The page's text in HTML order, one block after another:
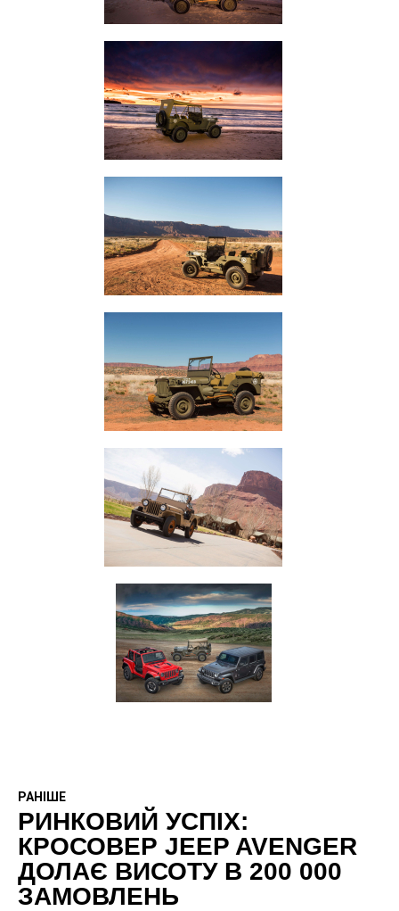
РАНІШЕ
РИНКОВИЙ УСПІХ:
КРОСОВЕР JEEP AVENGER
ДОЛАЄ ВИСОТУ В 200 000
ЗАМОВЛЕНЬ